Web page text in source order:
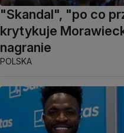
"Skandal", "po co
krytykuje
nagranie
POLSKA